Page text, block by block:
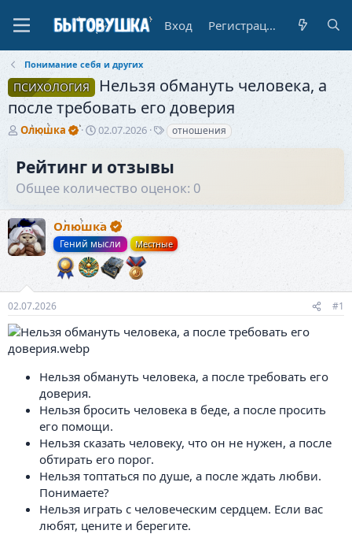
Вход Регистрация
Понимание себя и других
ПСИХОЛОГИЯ
Нельзя обмануть человека, а
после требовать его доверия
А
о
р
е
м
ы
Олюшка
Д
а
н
ч
а
л
а
02.07.2026
Т
и
отношения
Рейтинг и отзывы
Общее количество оценок: 0
Олюшка
Гений мысли Местные
02.07.2026 #1
Нельзя обмануть человека, а после требовать его
доверия.
Нельзя бросить человека в беде, а после просить
его помощи.
Нельзя сказать человеку, что он не нужен, а после
обтирать его порог.
Нельзя топтаться по душе, а после ждать любви.
Понимаете?
Нельзя играть с человеческим сердцем. Если вас
любят, цените и берегите.